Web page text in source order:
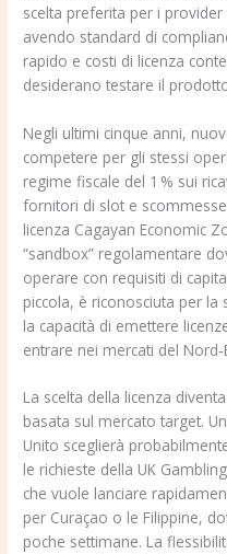
scelta preferita per i
avendo standard di
rapido e costi di licenza
desiderano testare il
Negli ultimi cinque anni,
competere per gli stessi
regime fiscale del 1 % sui
fornitori di slot e
licenza Cagayan Economic
“sandbox” regolamentare
operare con requisiti di
piccola, è riconosciuta per
la capacità di emettere
entrare nei mercati del
La scelta della licenza
basata sul mercato target.
Unito sceglierà
le richieste della UK
che vuole lanciare
per Curaçao o le Filippine,
poche settimane. La